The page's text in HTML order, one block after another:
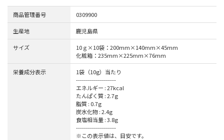
商品管理番号 0309900
生産地 鹿児島県
サイズ
10ｇ×10袋：200mm×140mm×45mm
化粧箱：235mm×225mm×76mm
栄養成分表示
1袋（10g）当たり
--------------------
エネルギー : 27kcal
たんぱく質 : 2.7g
脂質 : 0.7g
炭水化物 : 2.4g
食塩相当量 : 3.8g
--------------------
※この表示値は、目安です。